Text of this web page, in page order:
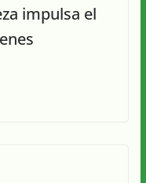
impulsa el